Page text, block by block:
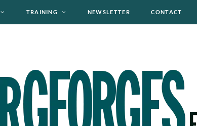
TRAINING NEWSLETTER CONTACT